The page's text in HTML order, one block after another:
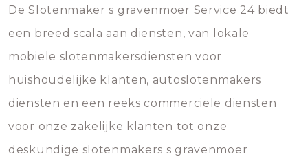
De Slotenmaker s gravenmoer Service 24 biedt
een breed scala aan diensten, van lokale
mobiele slotenmakersdiensten voor
huishoudelijke klanten, autoslotenmakers
diensten en een reeks commerciële diensten
voor onze zakelijke klanten tot onze
deskundige slotenmakers s gravenmoer